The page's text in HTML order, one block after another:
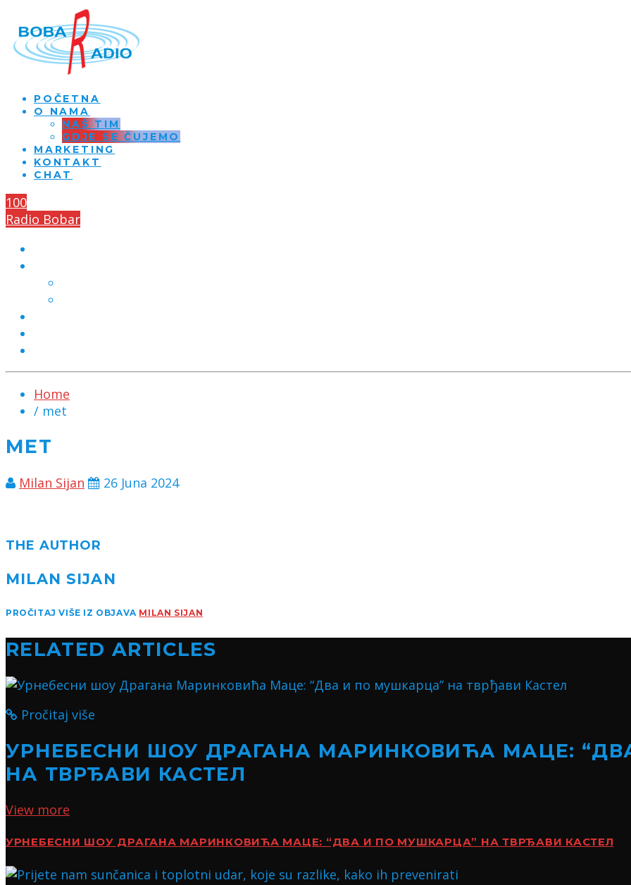
POČETNA
O NAMA
NAŠ TIM
GDJE SE ČUJEMO
MARKETING
KONTAKT
CHAT
100
Radio Bobar
Home
/ met
MET
Milan Sijan 26 Juna 2024
THE AUTHOR
MILAN SIJAN
PROČITAJ VIŠE IZ OBJAVA MILAN SIJAN
RELATED ARTICLES
Pročitaj više
УРНЕБЕСНИ ШОУ ДРАГАНА МАРИНКОВИЋА МАЦЕ:
НА ТВРЂАВИ КАСТЕЛ
View more
УРНЕБЕСНИ ШОУ ДРАГАНА МАРИНКОВИЋА МАЦЕ: “ДВА И ПО МУШКАРЦА” НА ТВРЂАВИ КАСТЕЛ